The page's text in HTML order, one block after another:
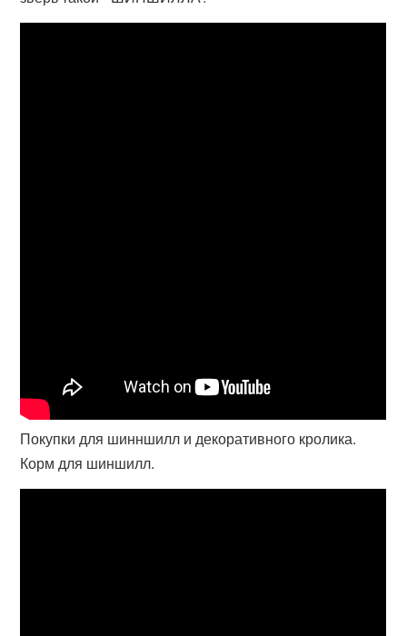
Покупки для шинншилл и декоративного кролика.
Корм для шиншилл.